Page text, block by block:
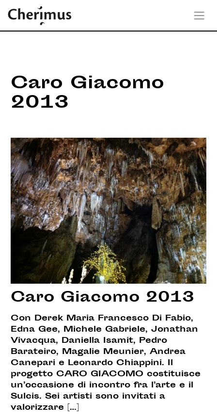
Caro Giacomo
2013
Caro Giacomo 2013
Con Derek Maria Francesco Di Fabio,
Edna Gee, Michele Gabriele, Jonathan
Vivacqua, Daniella Isamit, Pedro
Barateiro, Magalie Meunier, Andrea
Canepari e Leonardo Chiappini. Il
progetto CARO GIACOMO costituisce
un’occasione di incontro fra l’arte e il
Sulcis. Sei artisti sono invitati a
valorizzare […]